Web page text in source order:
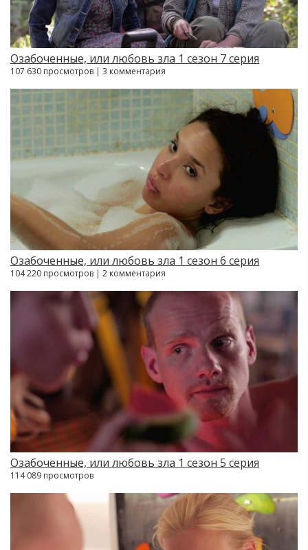
Озабоченные, или любовь зла 1 сезон 7 серия
107 630 просмотров | 3 комментария
Озабоченные, или любовь зла 1 сезон 6 серия
104 220 просмотров | 2 комментария
Озабоченные, или любовь зла 1 сезон 5 серия
114 089 просмотров